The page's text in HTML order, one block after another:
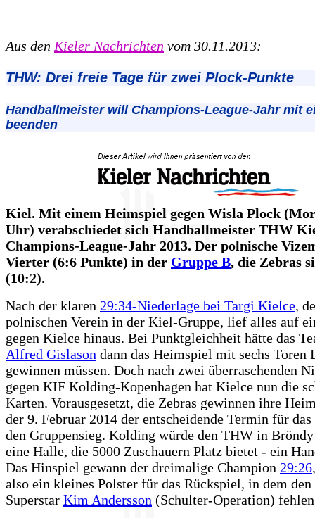
Aus den Kieler Nachrichten vom 30.11.2013:
THW: Drei freie Tage für zwei Plock-Punkte
Handballmeister will Champions-League-Jahr mit
beenden
Kiel. Mit einem Heimspiel gegen Wisla Plock
Uhr) verabschiedet sich Handballmeister THW
Champions-League-Jahr 2013. Der polnische
Vierter (6:6 Punkte) in der Gruppe B, die Zebras
(10:2).
Nach der klaren 29:34-Niederlage bei Targi Kielce,
polnischen Verein in der Kiel-Gruppe, lief alles auf
gegen Kielce hinaus. Bei Punktgleichheit hätte das
Alfred Gislason dann das Heimspiel mit sechs Toren
gewinnen müssen. Doch nach zwei überraschenden
gegen KIF Kolding-Kopenhagen hat Kielce nun die
Karten. Vorausgesetzt, die Zebras gewinnen ihre
der 9. Februar 2014 der entscheidende Termin für
den Gruppensieg. Kolding würde den THW in
eine Halle, die 5000 Zuschauern Platz bietet - ein
Das Hinspiel gewann der dreimalige Champion 29:26
also ein kleines Polster für das Rückspiel, in dem den
Superstar Kim Andersson (Schulter-Operation)